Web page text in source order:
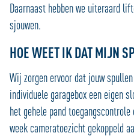
Daarnaast hebben we uiteraard
sjouwen.
HOE WEET IK DAT MIJN
Wij zorgen ervoor dat jouw
individuele garagebox een eigen
het gehele pand
week cameratoezicht gekoppeld